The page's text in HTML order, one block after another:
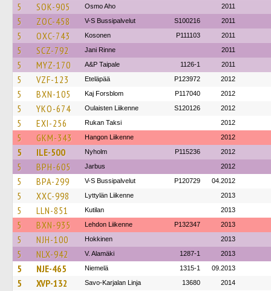
5 SOK-905 Osmo Aho 2011
5 ZOC-458 V-S Bussipalvelut S100216 2011
5 OXC-743 Kosonen P111103 2011
5 SCZ-792 Jani Rinne 2011
5 MYZ-170 A&P Taipale 1126-1 2011
5 VZF-123 Eteläpää P123972 2012
5 BXN-105 Kaj Forsblom P117040 2012
5 YKO-674 Oulaisten Liikenne S120126 2012
5 EXI-256 Rukan Taksi 2012
5 GKM-343 Hangon Liikenne 2012
5 ILE-500 Nyholm P115236 2012
5 BPH-605 Jarbus 2012
5 BPA-299 V-S Bussipalvelut P120729 04.2012
5 XXC-998 Lyttylän Liikenne 2013
5 LLN-851 Kutilan 2013
5 BXN-935 Lehdon Liikenne P132347 2013
5 NJH-100 Hokkinen 2013
5 NLX-942 V. Alamäki 1287-1 2013
5 NJE-465 Niemelä 1315-1 09.2013
5 XVP-132 Savo-Karjalan Linja 13680 2014